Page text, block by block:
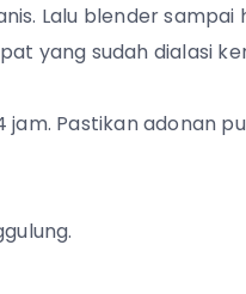
Lalu blender sampai
yang sudah dialasi
jam. Pastikan adonan